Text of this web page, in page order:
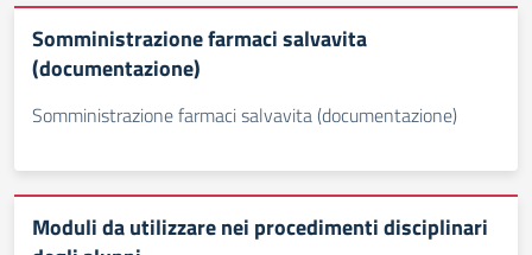
Somministrazione farmaci salvavita
(documentazione)
Somministrazione farmaci salvavita (documentazione)
Moduli da utilizzare nei procedimenti disciplinari